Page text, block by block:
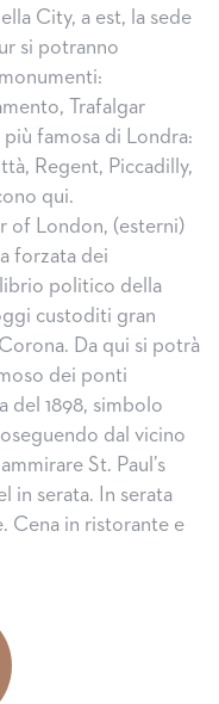
City, a est, la sede
si potranno
Trafalgar
famosa di Londra:
Regent, Piccadilly,
qui.
of London, (esterni)
forzata dei
politico della
custoditi gran
Da qui si potrà
dei ponti
del 1898, simbolo
dal vicino
St. Paul’s
in serata. In serata
Cena in ristorante e